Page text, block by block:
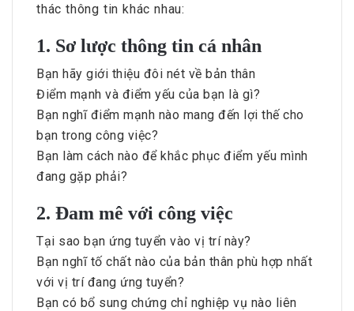
thác thông tin khác nhau:
1. Sơ lược thông tin cá nhân
Bạn hãy giới thiệu đôi nét về bản thân
Điểm mạnh và điểm yếu của bạn là gì?
Bạn nghĩ điểm mạnh nào mang đến lợi thế cho
bạn trong công việc?
Bạn làm cách nào để khắc phục điểm yếu mình
đang gặp phải?
2. Đam mê với công việc
Tại sao bạn ứng tuyển vào vị trí này?
Bạn nghĩ tố chất nào của bản thân phù hợp nhất
với vị trí đang ứng tuyển?
Bạn có bổ sung chứng chỉ nghiệp vụ nào liên